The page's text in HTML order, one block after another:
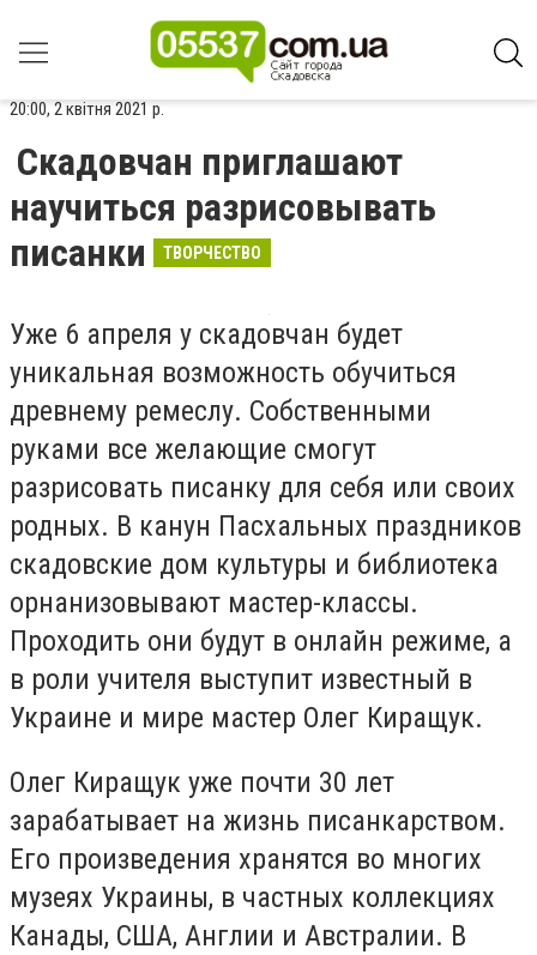
20:00, 2 квітня 2021 р.
Скадовчан приглашают
научиться разрисовывать
писанки
ТВОРЧЕСТВО
Уже 6 апреля у скадовчан будет
уникальная возможность обучиться
древнему ремеслу. Собственными
руками все желающие смогут
разрисовать писанку для себя или своих
родных. В канун Пасхальных праздников
скадовские дом культуры и библиотека
орнанизовывают мастер-классы.
Проходить они будут в онлайн режиме, а
в роли учителя выступит известный в
Украине и мире мастер Олег Киращук.
Олег Киращук уже почти 30 лет
зарабатывает на жизнь писанкарством.
Его произведения хранятся во многих
музеях Украины, в частных коллекциях
Канады, США, Англии и Австралии. В